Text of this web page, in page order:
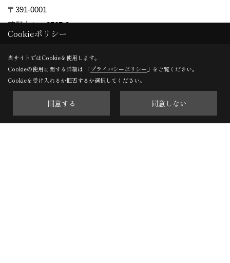
〒391-0001
茅野市ちの2767-2
軽井沢支店
〒389-0111
Cookieポリシー
当サイトではCookieを使用します。
Cookieの使用に関する詳細は 「プライバシーポリシー 」をご覧ください。
Cookieを受け入れるか拒否するか選択してください。
同意する 同意しない